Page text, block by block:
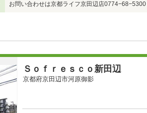
お問い合わせは京都ライフ京田辺店
Ｓｏｆｒｅｓｃｏ新田辺
京都府京田辺市河原御影